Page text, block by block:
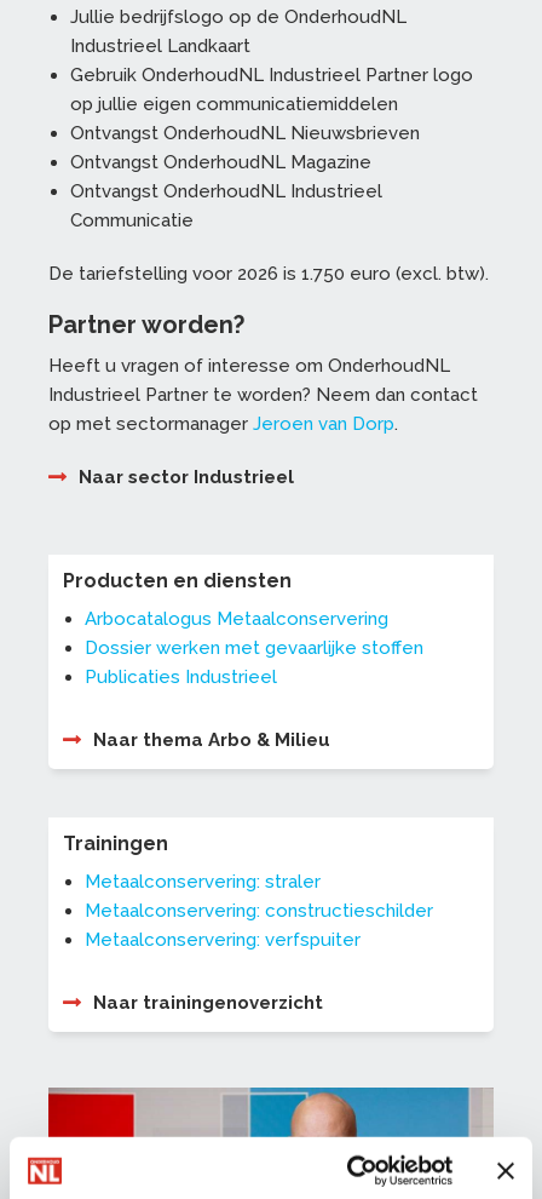
Jullie bedrijfslogo op de OnderhoudNL
Industrieel Landkaart
Gebruik OnderhoudNL Industrieel Partner logo
op jullie eigen communicatiemiddelen
Ontvangst OnderhoudNL Nieuwsbrieven
Ontvangst OnderhoudNL Magazine
Ontvangst OnderhoudNL Industrieel
Communicatie
De tariefstelling voor 2026 is 1.750 euro (excl. btw).
Partner worden?
Heeft u vragen of interesse om OnderhoudNL
Industrieel Partner te worden? Neem dan contact
op met sectormanager Jeroen van Dorp.
Naar sector Industrieel
Producten en diensten
Arbocatalogus Metaalconservering
Dossier werken met gevaarlijke stoffen
Publicaties Industrieel
Naar thema Arbo & Milieu
Trainingen
Metaalconservering: straler
Metaalconservering: constructieschilder
Metaalconservering: verfspuiter
Naar trainingenoverzicht